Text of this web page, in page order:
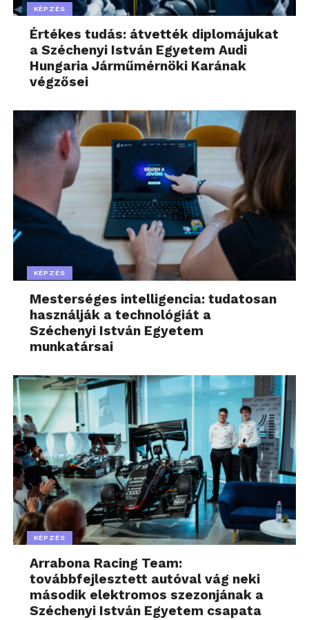
KÉPZÉS
Értékes tudás: átvették diplomájukat
a Széchenyi István Egyetem Audi
Hungaria Járműmérnöki Karának
végzősei
KÉPZÉS
Mesterséges intelligencia: tudatosan
használják a technológiát a
Széchenyi István Egyetem
munkatársai
KÉPZÉS
Arrabona Racing Team:
továbbfejlesztett autóval vág neki
második elektromos szezonjának a
Széchenyi István Egyetem csapata